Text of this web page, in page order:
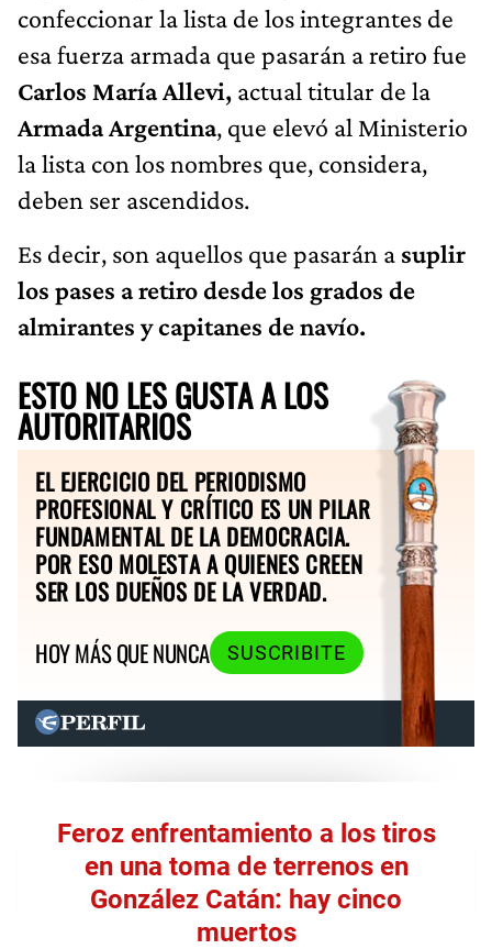
confeccionar la lista de los integrantes de
esa fuerza armada que pasarán a retiro fue
Carlos María Allevi, actual titular de la
Armada Argentina, que elevó al Ministerio
la lista con los nombres que, considera,
deben ser ascendidos.
Es decir, son aquellos que pasarán a suplir
los pases a retiro desde los grados de
almirantes y capitanes de navío.
ESTO NO LES GUSTA A LOS
AUTORITARIOS
EL EJERCICIO DEL PERIODISMO
PROFESIONAL Y CRÍTICO ES UN PILAR
FUNDAMENTAL DE LA DEMOCRACIA.
POR ESO MOLESTA A QUIENES CREEN
SER LOS DUEÑOS DE LA VERDAD.
HOY MÁS QUE NUNCA
SUSCRIBITE
Feroz enfrentamiento a los tiros
en una toma de terrenos en
González Catán: hay cinco
muertos